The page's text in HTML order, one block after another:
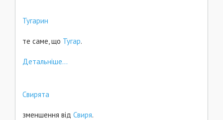
Тугарин
те саме, що Тугар.
Детальніше...
Свирята
зменшення від Свиря.